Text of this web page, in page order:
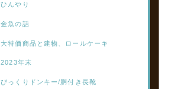
ひんやり
金魚の話
大特価商品と建物、ロールケーキ
2023年末
びっくりドンキー/胴付き長靴